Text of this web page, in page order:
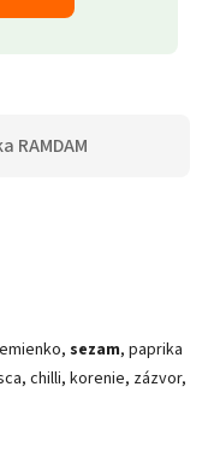
RAMDAM
sezam, paprika
chilli, korenie, zázvor,